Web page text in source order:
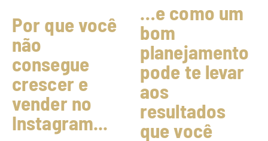
Por que você
não
consegue
crescer e
vender no
Instagram...
…e como um
bom
planejamento
pode te levar
aos
resultados
que você